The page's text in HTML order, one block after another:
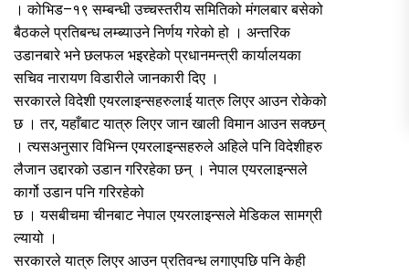
। कोभिड–१९ सम्बन्धी उच्चस्तरीय समितिको मंगलबार बसेको
बैठकले प्रतिबन्ध लम्ब्याउने निर्णय गरेको हो । अन्तरिक
उडानबारे भने छलफल भइरहेको प्रधानमन्त्री कार्यालयका
सचिव नारायण विडारीले जानकारी दिए ।
सरकारले विदेशी एयरलाइन्सहरुलाई यात्रु लिएर आउन रोकेको
छ । तर, यहाँबाट यात्रु लिएर जान खाली विमान आउन सक्छन्
। त्यसअनुसार विभिन्न एयरलाइन्सहरुले अहिले पनि विदेशीहरु
लैजान उद्दारको उडान गरिरहेका छन् । नेपाल एयरलाइन्सले
कार्गो उडान पनि गरिरहेको
छ । यसबीचमा चीनबाट नेपाल एयरलाइन्सले मेडिकल सामग्री
ल्यायो ।
सरकारले यात्रु लिएर आउन प्रतिवन्ध लगाएपछि पनि केही